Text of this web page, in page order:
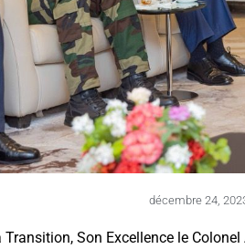
décembre 24,
Son Excellence le